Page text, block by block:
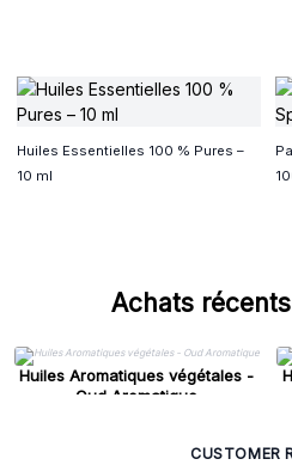
Huiles Essentielles 100 % Pures –
10 ml
Achats
Huiles Aromatiques végétales -
Oud Aromatique
CUSTOMER